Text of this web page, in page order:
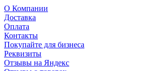
О Компании
Доставка
Оплата
Контакты
Покупайте для бизнеса
Реквизиты
Отзывы на Яндекс